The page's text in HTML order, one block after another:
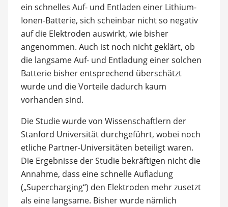
ein schnelles Auf- und Entladen einer Lithium-
Ionen-Batterie, sich scheinbar nicht so negativ
auf die Elektroden auswirkt, wie bisher
angenommen. Auch ist noch nicht geklärt, ob
die langsame Auf- und Entladung einer solchen
Batterie bisher entsprechend überschätzt
wurde und die Vorteile dadurch kaum
vorhanden sind.
Die Studie wurde von Wissenschaftlern der
Stanford Universität durchgeführt, wobei noch
etliche Partner-Universitäten beteiligt waren.
Die Ergebnisse der Studie bekräftigen nicht die
Annahme, dass eine schnelle Aufladung
(„Supercharging“) den Elektroden mehr zusetzt
als eine langsame. Bisher wurde nämlich